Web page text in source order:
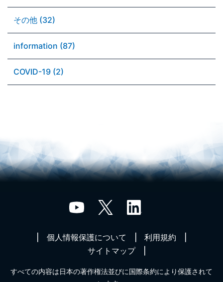
その他 (32)
information (87)
COVID-19 (2)
個人情報保護について
利用規約
サイトマップ
すべての内容は日本の著作権法並びに国際条約により保護されて